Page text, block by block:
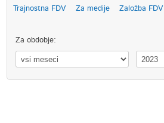
Trajnostna FDV
Za medije Založba FDV
Za obdobje: